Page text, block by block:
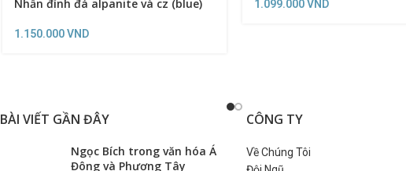
Nhẫn đính đá alpanite và cz (blue)
1.150.000VND
1.099.000VND
BÀI VIẾT GẦN ĐÂY
Ngọc Bích trong văn hóa Á
Đông và Phương Tây
CÔNG TY
Về Chúng Tôi